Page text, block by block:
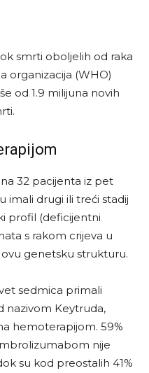
smrti oboljelih od raka
organizacija (WHO)
od 1.9 milijuna novih
32 pacijenta iz pet
imali drugi ili treći stadij
profil (deficijentni
s rakom crijeva u
genetsku strukturu.
sedmica primali
nazivom Keytruda,
hemoterapijom. 59%
nije
su kod preostalih 41%